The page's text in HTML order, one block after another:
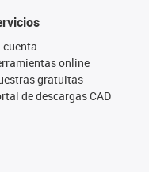
cuenta
online
gratuitas
de descargas CAD